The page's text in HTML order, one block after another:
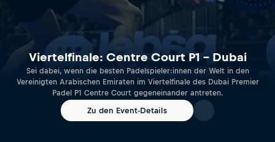
Viertelfinale: Centre Court P1 – Dubai
Sei dabei, wenn die besten Padelspieler:innen der Welt in den
Vereinigten Arabischen Emiraten im Viertelfinale des Dubai Premier
Padel P1 Centre Court gegeneinander antreten.
Zu den Event-Details